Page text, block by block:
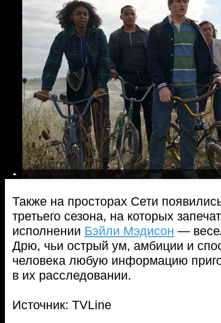
Также на просторах Сети
третьего сезона, на которых
исполнении Бэйли Мэдисон —
Дрю, чьи острый ум, амбиции и
человека любую информацию
в их расследовании.
Источник: TVLine